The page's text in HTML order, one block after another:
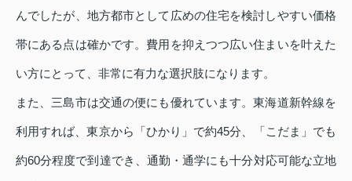
んでしたが、地方都市として広めの住宅を検討しやすい価格
帯にある点は確かです。費用を抑えつつ広い住まいを叶えた
い方にとって、非常に有力な選択肢になります。
また、三島市は交通の便にも優れています。東海道新幹線を
利用すれば、東京から「ひかり」で約45分、「こだま」でも
約60分程度で到達でき、通勤・通学にも十分対応可能な立地